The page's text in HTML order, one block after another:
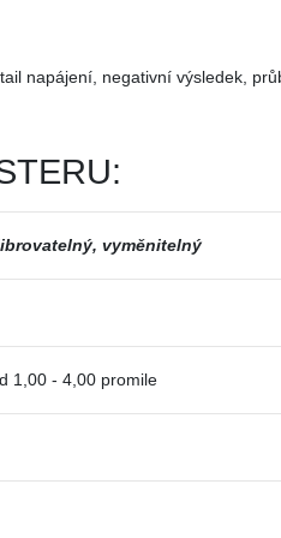
vyměnitelný
1,00 - 4,00 promile